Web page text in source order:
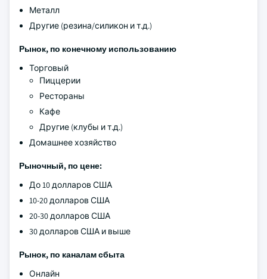
Металл
Другие (резина/силикон и т.д.)
Рынок, по конечному использованию
Торговый
Пиццерии
Рестораны
Кафе
Другие (клубы и т.д.)
Домашнее хозяйство
Рыночный, по цене:
До 10 долларов США
10-20 долларов США
20-30 долларов США
30 долларов США и выше
Рынок, по каналам сбыта
Онлайн